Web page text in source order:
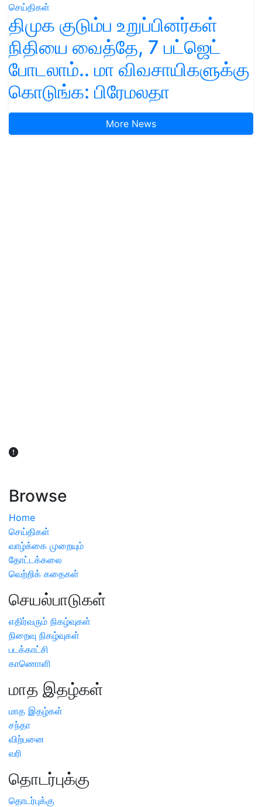
செய்திகள்
திமுக குடும்ப உறுப்பினர்கள்
நிதியை வைத்தே, 7 பட்ஜெட்
போடலாம்.. மா விவசாயிகளுக்கு
கொடுங்க: பிரேமலதா
More News
Browse
Home
செய்திகள்
வாழ்க்கை முறையும்
தோட்டக்கலை
வெற்றிக் கதைகள்
செயல்பாடுகள்
எதிர்வரும் நிகழ்வுகள்
நிறைவு நிகழ்வுகள்
படக்காட்சி
காணொளி
மாத இதழ்கள்
மாத இதழ்கள்
சந்தா
விற்பனை
வரி
தொடர்புக்கு
தொடர்புக்கு